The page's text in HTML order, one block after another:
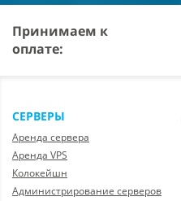
Принимаем к
оплате:
СЕРВЕРЫ
Аренда сервера
Аренда VPS
Колокейшн
Администрирование серверов